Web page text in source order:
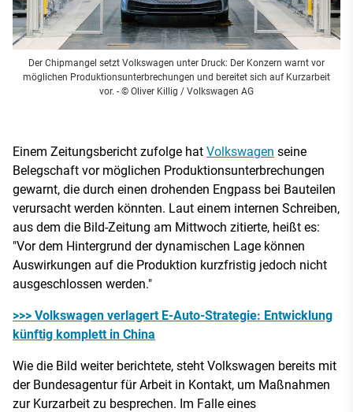
Der Chipmangel setzt Volkswagen unter Druck: Der Konzern warnt vor
möglichen Produktionsunterbrechungen und bereitet sich auf Kurzarbeit
vor. - © Oliver Killig / Volkswagen AG
Einem Zeitungsbericht zufolge hat Volkswagen seine
Belegschaft vor möglichen Produktionsunterbrechungen
gewarnt, die durch einen drohenden Engpass bei Bauteilen
verursacht werden könnten. Laut einem internen Schreiben,
aus dem die Bild-Zeitung am Mittwoch zitierte, heißt es:
"Vor dem Hintergrund der dynamischen Lage können
Auswirkungen auf die Produktion kurzfristig jedoch nicht
ausgeschlossen werden."
>>> Volkswagen verlagert E-Auto-Strategie: Entwicklung
künftig komplett in China
Wie die Bild weiter berichtete, steht Volkswagen bereits mit
der Bundesagentur für Arbeit in Kontakt, um Maßnahmen
zur Kurzarbeit zu besprechen. Im Falle eines